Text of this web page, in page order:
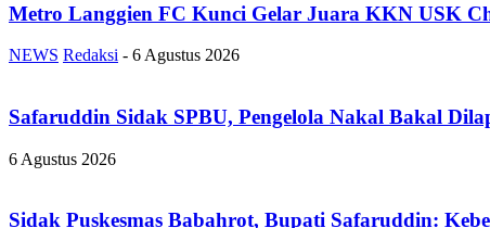
Metro Langgien FC Kunci Gelar Juara KKN USK
NEWS Redaksi - 6 Agustus 2026
Safaruddin Sidak SPBU, Pengelola Nakal Bakal
6 Agustus 2026
Sidak Puskesmas Babahrot, Bupati Safaruddin: